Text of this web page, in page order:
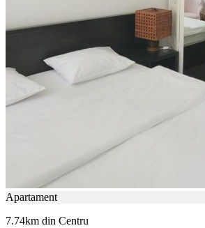
Apartament
7.74km din Centru